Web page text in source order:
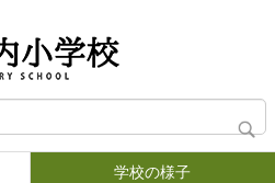
学校の様子